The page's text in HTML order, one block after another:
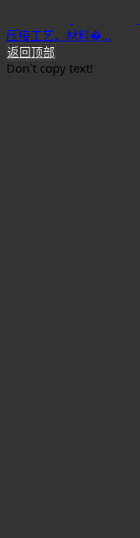
压接工艺、材料�...
返回顶部
Don`t copy text!